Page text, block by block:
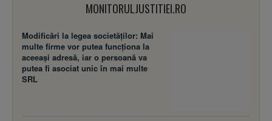
MONITORULJUSTITIEI.RO
Modificări la legea societăţilor: Mai
multe firme vor putea funcţiona la
aceeaşi adresă, iar o persoană va
putea fi asociat unic în mai multe
SRL